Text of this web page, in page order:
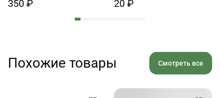
350 ₽ 20 ₽
Похожие товары Смотреть все